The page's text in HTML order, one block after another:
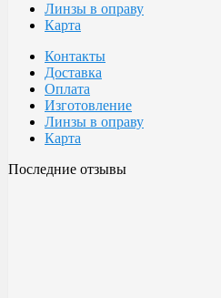
Линзы в оправу
Карта
Контакты
Доставка
Оплата
Изготовление
Линзы в оправу
Карта
Последние отзывы